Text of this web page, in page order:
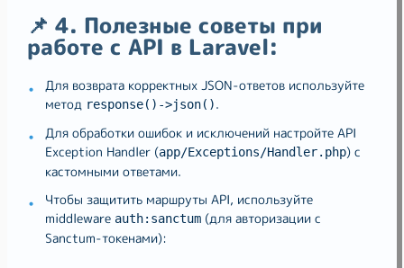
📌 4. Полезные советы при
работе с API в Laravel:
Для возврата корректных JSON-ответов используйте
метод response()->json().
Для обработки ошибок и исключений настройте API
Exception Handler (app/Exceptions/Handler.php) с
кастомными ответами.
Чтобы защитить маршруты API, используйте
middleware auth:sanctum (для авторизации с
Sanctum-токенами):